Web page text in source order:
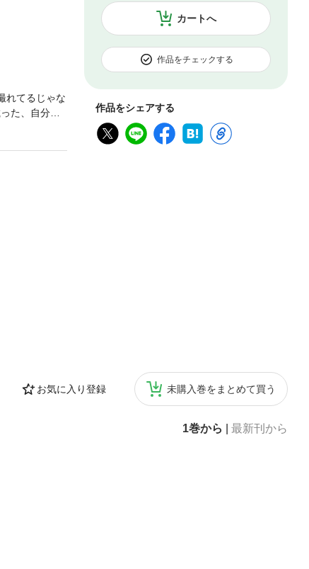
カートへ
作品をチェックする
作品をシェアする
お気に入り登録 未購入巻をまとめて買う
1巻から 最新刊から
れてるじゃな
た、自分た
る。アリス
会社には大
でも連絡し
をとるべき